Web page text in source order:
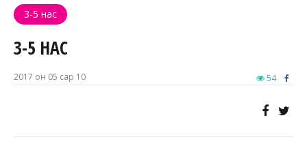
3-5 нас
3-5 НАС
2017 он 05 сар 10 54